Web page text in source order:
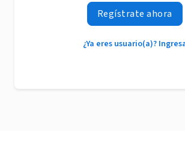
Regístrate ahora
¿Ya eres usuario(a)?